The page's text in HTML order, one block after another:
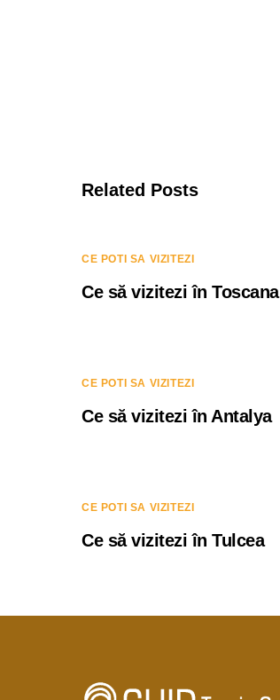
Related Posts
CE POTI SA VIZITEZI
Ce să vizitezi în Toscana
CE POTI SA VIZITEZI
Ce să vizitezi în Antalya
CE POTI SA VIZITEZI
Ce să vizitezi în Tulcea